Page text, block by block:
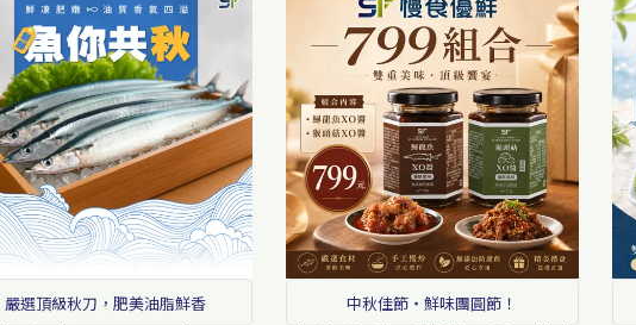
嚴選頂級秋刀，肥美油脂鮮香 中秋佳節・鮮味團圓節！